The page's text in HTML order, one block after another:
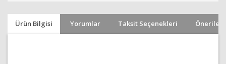
Ürün Bilgisi Yorumlar Taksit Seçenekleri